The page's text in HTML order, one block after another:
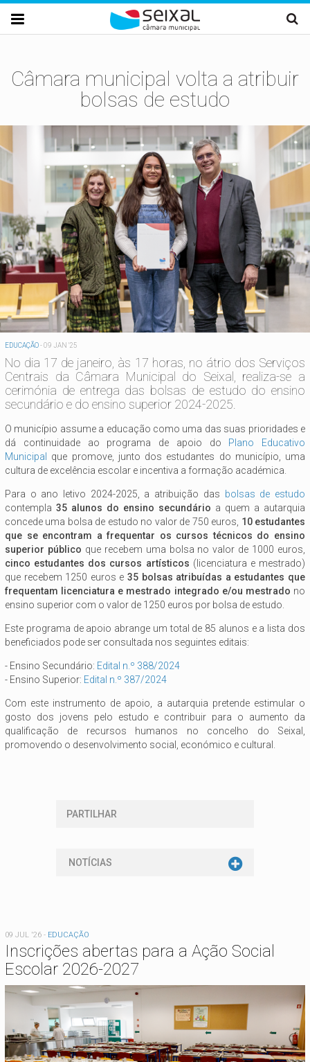
Passar para o conteúdo principal

Câmara municipal volta a atribuir
bolsas de estudo
EDUCAÇÃO-09 JAN '25
No dia 17 de janeiro, às 17 horas, no átrio dos Serviços
Centrais da Câmara Municipal do Seixal, realiza-se a
cerimónia de entrega das bolsas de estudo do ensino
secundário e do ensino superior 2024-2025.
O município assume a educação como uma das suas prioridades e
dá continuidade ao programa de apoio do Plano Educativo
Municipal
que promove, junto dos estudantes do município, uma
cultura de excelência escolar e incentiva a formação académica.
Para o ano letivo 2024-2025, a atribuição das bolsas de estudo
contempla 35 alunos do ensino secundário a quem a autarquia
concede uma bolsa de estudo no valor de 750 euros, 10 estudantes
que se encontram a frequentar os cursos técnicos do ensino
superior público que recebem uma bolsa no valor de 1000 euros,
cinco estudantes dos cursos artísticos (licenciatura e mestrado)
que recebem 1250 euros e 35 bolsas atribuídas a estudantes que
frequentam licenciatura e mestrado integrado e/ou mestrado no
ensino superior com o valor de 1250 euros por bolsa de estudo.
Este programa de apoio abrange um total de 85 alunos e a lista dos
beneficiados pode ser consultada nos seguintes editais:
- Ensino Secundário: Edital n.º 388/2024
- Ensino Superior: Edital n.º 387/2024
Com este instrumento de apoio, a autarquia pretende estimular o
gosto dos jovens pelo estudo e contribuir para o aumento da
qualificação de recursos humanos no concelho do Seixal,
promovendo o desenvolvimento social, económico e cultural.
PARTILHAR
NOTÍCIAS
09 JUL '26 - EDUCAÇÃO
Inscrições abertas para a Ação Social
Escolar 2026-2027